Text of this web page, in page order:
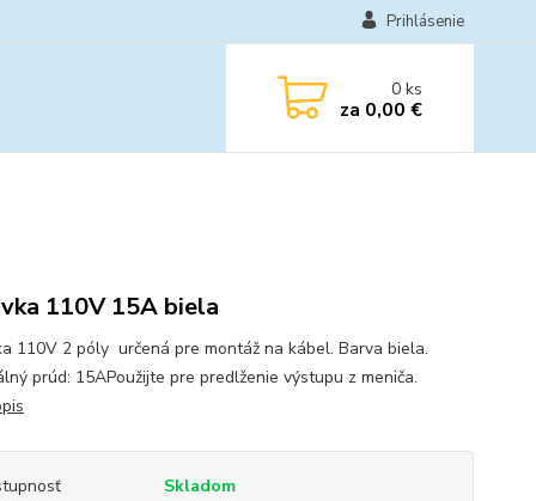
Prihlásenie
0ks
za 0,00 €
110V 15A biela
110V 2 póly určená pre montáž na kábel. Barva biela.
prúd: 15APoužijte pre predlženie výstupu z meniča.
Skladom